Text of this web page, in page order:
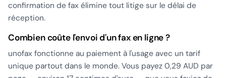
confirmation de fax élimine tout litige sur le délai de
réception.
Combien coûte l'envoi d'un fax en ligne ?
unofax fonctionne au paiement à l'usage avec un tarif
unique partout dans le monde. Vous payez 0,29 AUD par